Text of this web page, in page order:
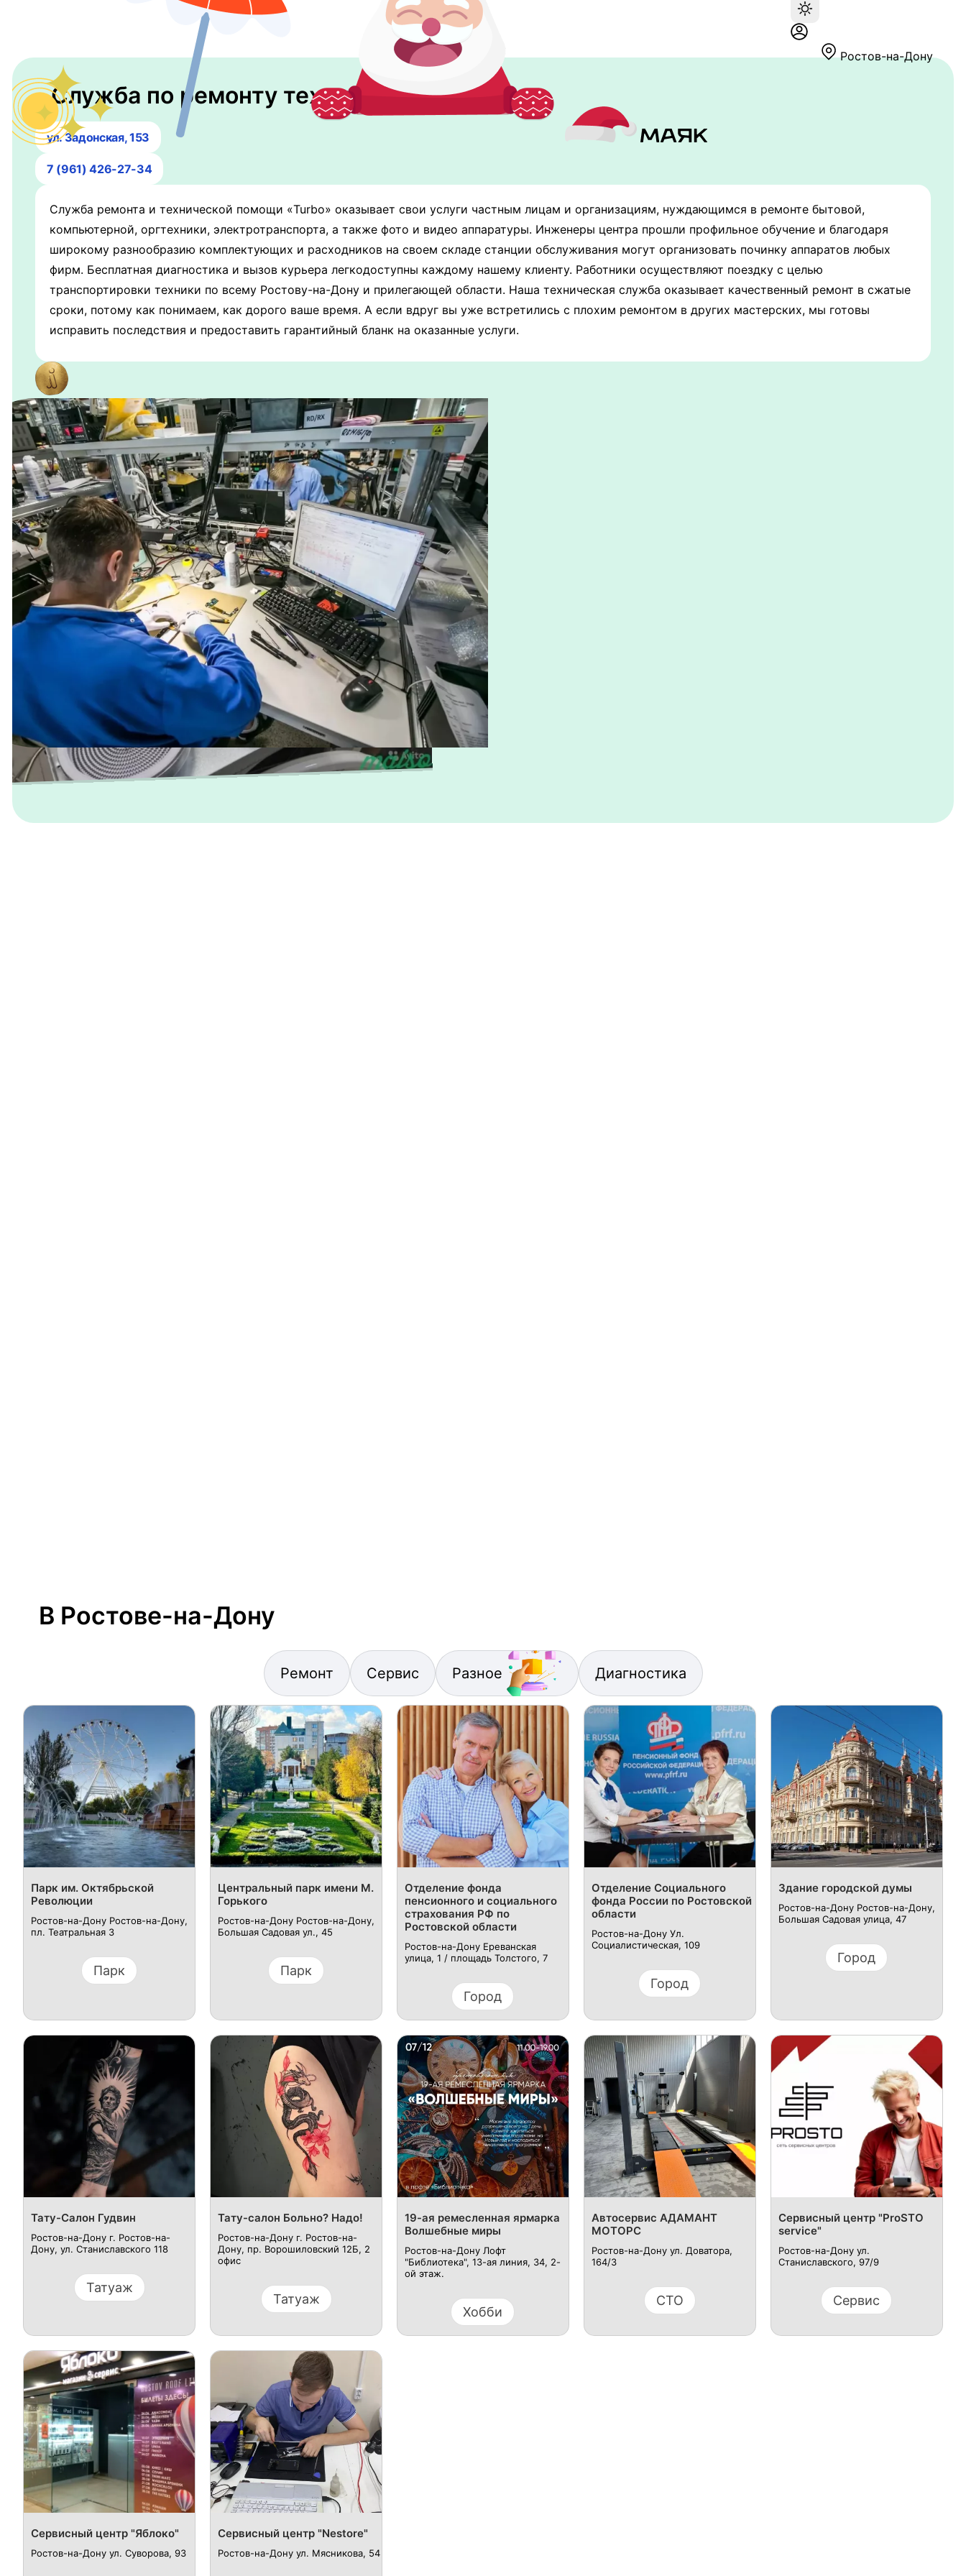
Ростов-на-Дону
Служба по ремонту техники "Turbo".
ул. Задонская, 153
7 (961) 426-27-34
Служба ремонта и технической помощи «Turbo» оказывает свои услуги частным лицам и организациям, нуждающимся в ремонте бытовой,
компьютерной, оргтехники, электротранспорта, а также фото и видео аппаратуры. Инженеры центра прошли профильное обучение и благодаря
широкому разнообразию комплектующих и расходников на своем складе станции обслуживания могут организовать починку аппаратов любых
фирм. Бесплатная диагностика и вызов курьера легкодоступны каждому нашему клиенту. Работники осуществляют поездку с целью
транспортировки техники по всему Ростову-на-Дону и прилегающей области. Наша техническая служба оказывает качественный ремонт в сжатые
сроки, потому как понимаем, как дорого ваше время. А если вдруг вы уже встретились с плохим ремонтом в других мастерских, мы готовы
исправить последствия и предоставить гарантийный бланк на оказанные услуги.
В Ростове-на-Дону
Ремонт Сервис Разное Диагностика
Парк им. Октябрьской
Революции
Ростов-на-Дону Ростов-на-Дону,
пл. Театральная 3
Парк
Центральный парк имени М.
Горького
Ростов-на-Дону Ростов-на-Дону,
Большая Садовая ул., 45
Парк
Отделение фонда
пенсионного и социального
страхования РФ по
Ростовской области
Ростов-на-Дону Ереванская
улица, 1 / площадь Толстого, 7
Город
Отделение Социального
фонда России по Ростовской
области
Ростов-на-Дону Ул.
Социалистическая, 109
Город
Здание городской думы
Ростов-на-Дону Ростов-на-Дону,
Большая Садовая улица, 47
Город
Тату-Салон Гудвин
Ростов-на-Дону г. Ростов-на-
Дону, ул. Станиславского 118
Татуаж
Тату-салон Больно? Надо!
Ростов-на-Дону г. Ростов-на-
Дону, пр. Ворошиловский 12Б, ​2
офис
Татуаж
19-ая ремесленная ярмарка
Волшебные миры
Ростов-на-Дону Лофт
"Библиотека", 13-ая линия, 34, 2-
ой этаж.
Хобби
Автосервис АДАМАНТ
МОТОРС
Ростов-на-Дону ул. Доватора,
164/3
СТО
Сервисный центр "ProSTO
service"
Ростов-на-Дону ул.
Станиславского, 97/9
Сервис
Сервисный центр "Яблоко"
Ростов-на-Дону ул. Суворова, 93
Сервисный центр "Nestore"
Ростов-на-Дону ул. Мясникова, 54